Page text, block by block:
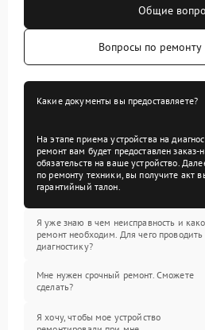
Общие
Вопросы по ремонту
Какие документы вы предоставляете?
На этапе приема устройства на
ремонт вам будет предоставлен
обязательств на ваше устройство.
по ремонту техники, вы получите акт
гарантийный талон.
Я уже знаю в чем неисправность и
ремонт необходим. Для чего проводить
диагностику?
Мне нужен срочный ремонт. Сможете
сделать?
Я хочу, чтобы мое устройство